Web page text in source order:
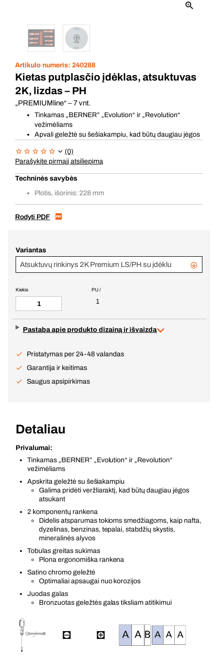
Artikulo numeris: 240288
Kietas putplasčio įdėklas, atsuktuvas
2K, lizdas – PH
„PREMIUMline“ – 7 vnt.
Tinkamas „BERNER” „Evolution“ ir „Revolution“
vežimėliams
Apvali geležtė su šešiakampiu, kad būtų daugiau jėgos
(0)
Parašykite pirmąjį atsiliepimą
Techninės savybės
Plotis, išorinis: 228 mm
Rodyti PDF
Variantas
Atsuktuvų rinkinys 2K Premium LS/PH su įdėklu
PU /
1
Kiekis
Pastaba apie produkto dizainą ir išvaizdą
Pristatymas per 24-48 valandas
Garantija ir keitimas
Saugus apsipirkimas
Detaliau
Privalumai:
Tinkamas „BERNER” „Evolution“ ir „Revolution“
vežimėliams
Apskrita geležtė su šešiakampiu
Galima pridėti veržliaraktį, kad būtų daugiau jėgos
atsukant
2 komponentų rankena
Didelis atsparumas tokioms smedžiagoms, kaip nafta,
dyzelinas, benzinas, tepalai, stabdžių skystis,
mineralinės alyvos
Tobulas greitas sukimas
Plona ergonomiška rankena
Satino chromo geležtė
Optimaliai apsaugai nuo korozijos
Juodas galas
Bronzuotas geležtės galas tiksliam atitikimui